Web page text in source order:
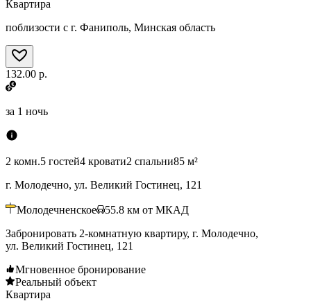
Квартира
поблизости с г. Фаниполь, Минская область
132.00 р.
за 1 ночь
2 комн.5 гостей4 кровати2 спальни85 м²
г. Молодечно, ул. Великий Гостинец, 121
Молодечненское 55.8 км от МКАД
Забронировать 2-комнатную квартиру, г. Молодечно,
ул. Великий Гостинец, 121
Мгновенное бронирование
Реальный объект
Квартира